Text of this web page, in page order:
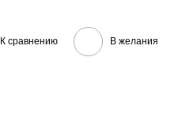
К сравнению В желания